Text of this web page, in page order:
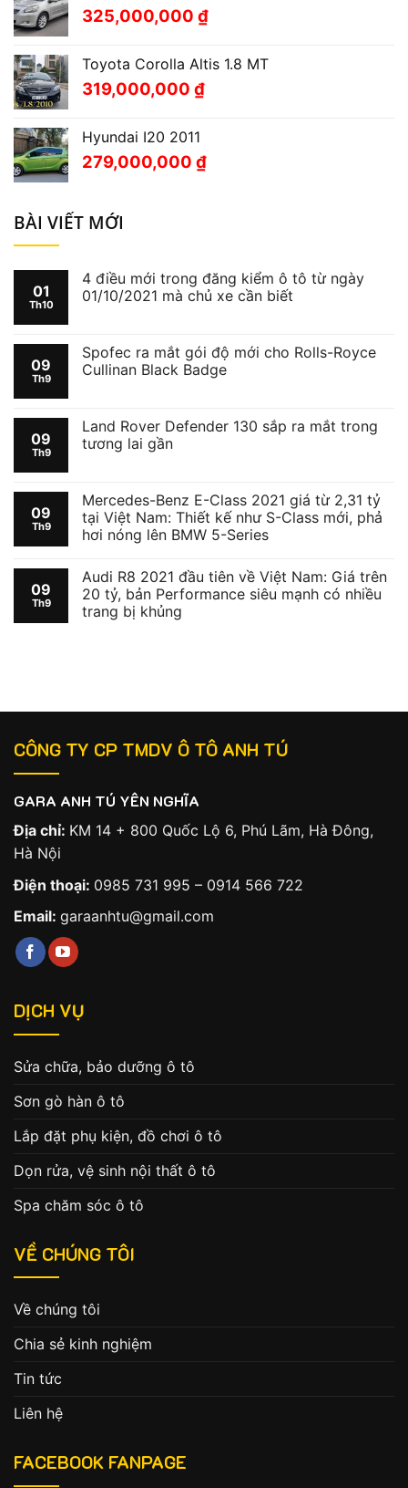
325,000,000 ₫
Toyota Corolla Altis 1.8 MT
319,000,000 ₫
Hyundai I20 2011
279,000,000 ₫
BÀI VIẾT MỚI
01
Th10
4 điều mới trong đăng kiểm ô tô từ ngày
01/10/2021 mà chủ xe cần biết
09
Th9
Spofec ra mắt gói độ mới cho Rolls-Royce
Cullinan Black Badge
09
Th9
Land Rover Defender 130 sắp ra mắt trong
tương lai gần
09
Th9
Mercedes-Benz E-Class 2021 giá từ 2,31 tỷ
tại Việt Nam: Thiết kế như S-Class mới, phả
hơi nóng lên BMW 5-Series
09
Th9
Audi R8 2021 đầu tiên về Việt Nam: Giá trên
20 tỷ, bản Performance siêu mạnh có nhiều
trang bị khủng
CÔNG TY CP TMDV Ô TÔ ANH TÚ
GARA ANH TÚ YÊN NGHĨA
Địa chỉ: KM 14 + 800 Quốc Lộ 6, Phú Lãm, Hà Đông,
Hà Nội
Điện thoại: 0985 731 995 – 0914 566 722
Email: garaanhtu@gmail.com
DỊCH VỤ
Sửa chữa, bảo dưỡng ô tô
Sơn gò hàn ô tô
Lắp đặt phụ kiện, đồ chơi ô tô
Dọn rửa, vệ sinh nội thất ô tô
Spa chăm sóc ô tô
VỀ CHÚNG TÔI
Về chúng tôi
Chia sẻ kinh nghiệm
Tin tức
Liên hệ
FACEBOOK FANPAGE